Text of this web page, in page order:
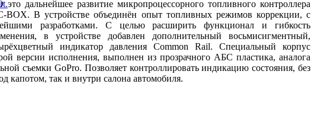
это дальнейшее развитие микропроцессорного топливного контроллера
BOX. В устройстве объединён опыт топливных режимов коррекции, с
разработками. С целью расширить функционал и гибкость
в устройстве добавлен дополнительный восьмисигментный,
индикатор давления Common Rail. Специальный корпус
версии исполнения, выполнен из прозрачного АБС пластика, аналога
съемки GoPro. Позволяет контроллировать индикацию состояния, без
капотом, так и внутри салона автомобиля.